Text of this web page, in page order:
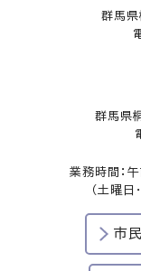
群馬
群馬県
業務時間：
（土曜日
市